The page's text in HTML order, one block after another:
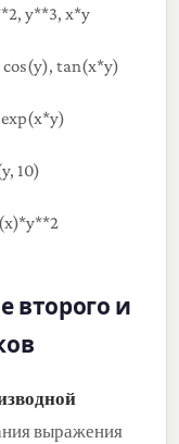
y**3, x*y
tan(x*y)
10)
второго и
выражения